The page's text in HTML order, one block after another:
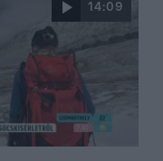
14:09